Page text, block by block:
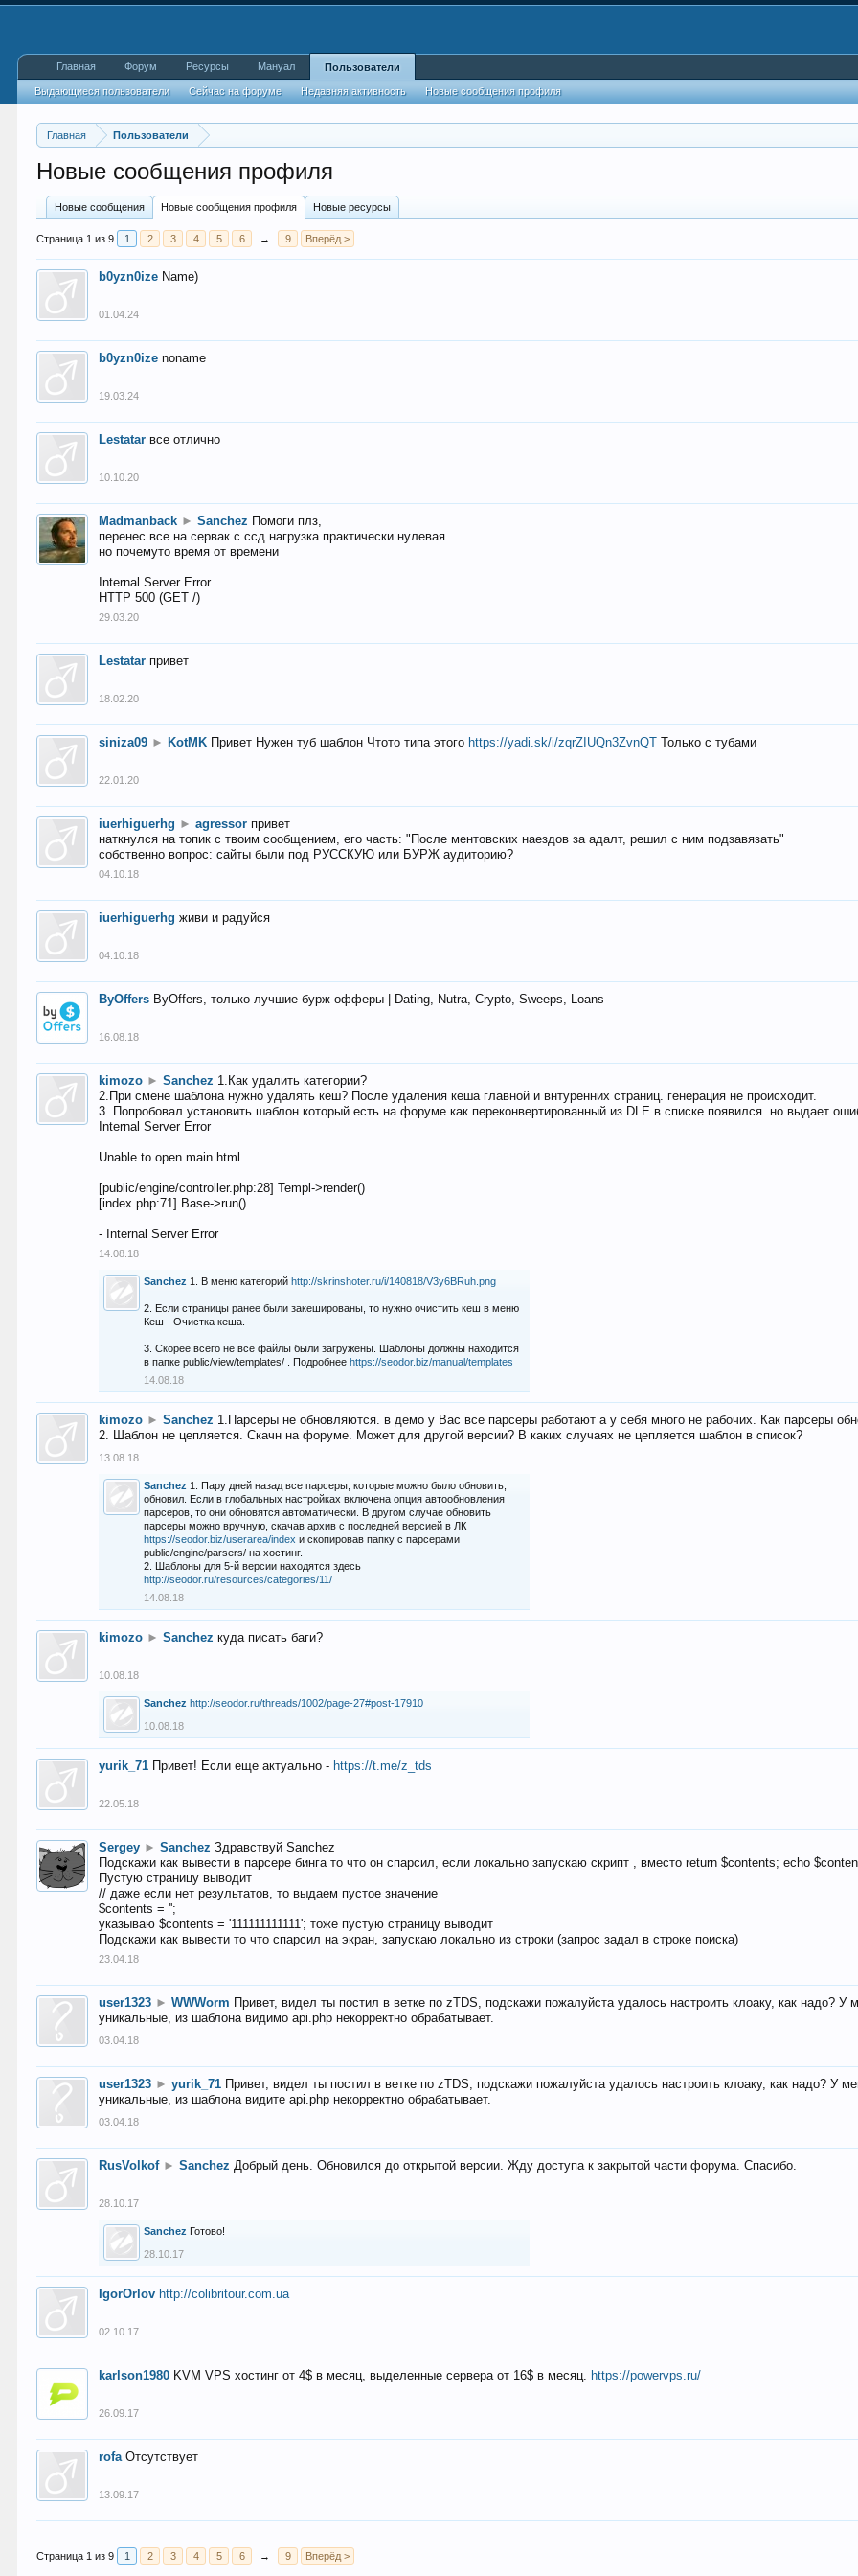
Главная Пользователи
Новые сообщения профиля
Новые сообщения Новые сообщения профиля Новые ресурсы
Страница 1 из 9 1 2 3 4 5 6 → 9 Вперёд >
b0yzn0ize Name)
01.04.24
b0yzn0ize noname
19.03.24
Lestatar все отлично
10.10.20
Madmanback ► Sanchez Помоги плз,
перенес все на сервак с ссд нагрузка практически нулевая
но почемуто время от времени
Internal Server Error
HTTP 500 (GET /)
29.03.20
Lestatar привет
18.02.20
siniza09 ► KotMK Привет Нужен туб шаблон Чтото типа этого https://yadi.sk/i/zqrZIUQn3ZvnQT Только с тубами
22.01.20
iuerhiguerhg ► agressor привет
наткнулся на топик с твоим сообщением, его часть: "После ментовских наездов за адалт, решил с ним подзавязать"
собственно вопрос: сайты были под РУССКУЮ или БУРЖ аудиторию?
04.10.18
iuerhiguerhg живи и радуйся
04.10.18
ByOffers ByOffers, только лучшие бурж офферы | Dating, Nutra, Crypto, Sweeps, Loans
16.08.18
kimozo ► Sanchez 1.Как удалить категории?
2.При смене шаблона нужно удалять кеш? После удаления кеша главной и внтуренних страниц. генерация не происходит.
3. Попробовал установить шаблон который есть на форуме как переконвертированный из DLE в списке появился. но выдает
Internal Server Error
Unable to open main.html
[public/engine/controller.php:28] Templ->render()
[index.php:71] Base->run()
- Internal Server Error
14.08.18
Sanchez 1. В меню категорийhttp://skrinshoter.ru/i/140818/V3y6BRuh.png
2. Если страницы ранее были закешированы, то нужно очистить кеш в меню
Кеш - Очистка кеша.
3. Скорее всего не все файлы были загружены. Шаблоны должны находится
в папке public/view/templates/ . Подробнееhttps://seodor.biz/manual/templates
14.08.18
kimozo ► Sanchez 1.Парсеры не обновляются. в демо у Вас все парсеры работают а у себя много не рабочих. Как парсеры
2. Шаблон не цепляется. Скачн на форуме. Может для другой версии? В каких случаях не цепляется шаблон в список?
13.08.18
Sanchez 1. Пару дней назад все парсеры, которые можно было обновить,
обновил. Если в глобальных настройках включена опция автообновления
парсеров, то они обновятся автоматически. В другом случае обновить
парсеры можно вручную, скачав архив с последней версией в ЛК
https://seodor.biz/userarea/index и скопировав папку с парсерами
public/engine/parsers/ на хостинг.
2. Шаблоны для 5-й версии находятся здесь
http://seodor.ru/resources/categories/11/
14.08.18
kimozo ► Sanchez куда писать баги?
10.08.18
Sanchez http://seodor.ru/threads/1002/page-27#post-17910
10.08.18
yurik_71 Привет! Если еще актуально - https://t.me/z_tds
22.05.18
Sergey ► Sanchez Здравствуй Sanchez
Подскажи как вывести в парсере бинга то что он спарсил, если локально запускаю скрипт , вместо return $contents; echo
Пустую страницу выводит
// даже если нет результатов, то выдаем пустое значение
$contents = '';
указываю $contents = '111111111111'; тоже пустую страницу выводит
Подскажи как вывести то что спарсил на экран, запускаю локально из строки (запрос задал в строке поиска)
23.04.18
user1323 ► WWWorm Привет, видел ты постил в ветке по zTDS, подскажи пожалуйста удалось настроить клоаку, как надо?
уникальные, из шаблона видимо api.php некорректно обрабатывает.
03.04.18
user1323 ► yurik_71 Привет, видел ты постил в ветке по zTDS, подскажи пожалуйста удалось настроить клоаку, как надо? У
уникальные, из шаблона видите api.php некорректно обрабатывает.
03.04.18
RusVolkof ► Sanchez Добрый день. Обновился до открытой версии. Жду доступа к закрытой части форума. Спасибо.
28.10.17
Sanchez Готово!
28.10.17
IgorOrlov http://colibritour.com.ua
02.10.17
karlson1980 KVM VPS хостинг от 4$ в месяц, выделенные сервера от 16$ в месяц. https://powervps.ru/
26.09.17
rofa Отсутствует
13.09.17
Страница 1 из 9 1 2 3 4 5 6 → 9 Вперёд >
Главная Форум Ресурсы Мануал Пользователи
Выдающиеся пользователи Сейчас на форуме Недавняя активность Новые сообщения профиля